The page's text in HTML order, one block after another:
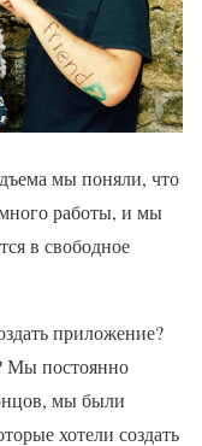
мы поняли, что
работы, и мы
в свободное
приложение?
Мы постоянно
мы были
хотели создать